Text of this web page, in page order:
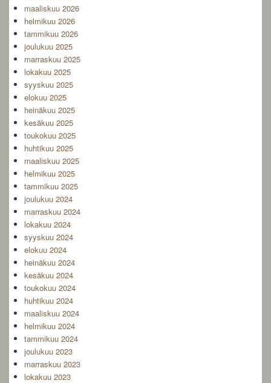
maaliskuu 2026
helmikuu 2026
tammikuu 2026
joulukuu 2025
marraskuu 2025
lokakuu 2025
syyskuu 2025
elokuu 2025
heinäkuu 2025
kesäkuu 2025
toukokuu 2025
huhtikuu 2025
maaliskuu 2025
helmikuu 2025
tammikuu 2025
joulukuu 2024
marraskuu 2024
lokakuu 2024
syyskuu 2024
elokuu 2024
heinäkuu 2024
kesäkuu 2024
toukokuu 2024
huhtikuu 2024
maaliskuu 2024
helmikuu 2024
tammikuu 2024
joulukuu 2023
marraskuu 2023
lokakuu 2023